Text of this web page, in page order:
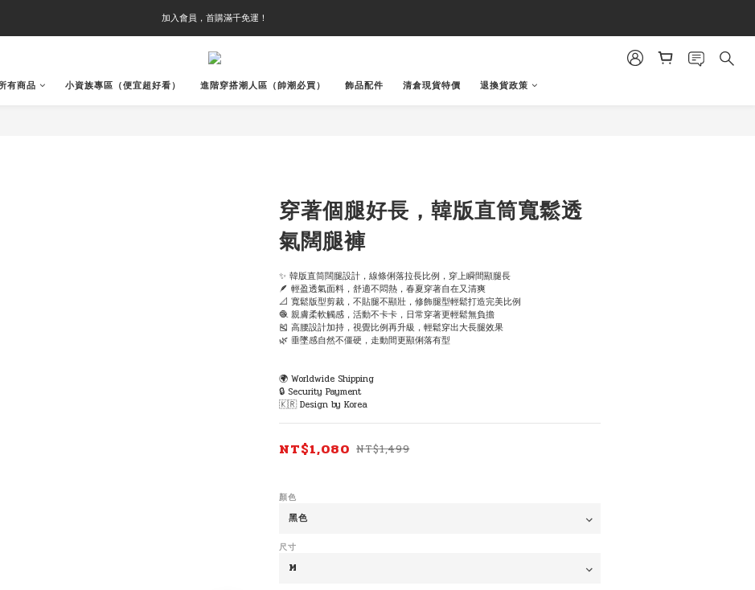
加入會員，首購滿千免運！
有商品 小資族專區（便宜超好看） 進階穿搭潮人區（帥潮必買） 飾品配件 清倉現貨特價 退換貨政策
穿著個腿好長，韓版直筒寬鬆透
氣闊腿褲
✨ 韓版直筒闊腿設計，線條俐落拉長比例，穿上瞬間顯腿長
🪶 輕盈透氣面料，舒適不悶熱，春夏穿著自在又清爽
📐 寬鬆版型剪裁，不貼腿不顯壯，修飾腿型輕鬆打造完美比例
🧶 親膚柔軟觸感，活動不卡卡，日常穿著更輕鬆無負擔
🎽 高腰設計加持，視覺比例再升級，輕鬆穿出大長腿效果
🌿 垂墜感自然不僵硬，走動間更顯俐落有型
🌍 Worldwide Shipping
🔒 Security Payment
🇰🇷 Design by Korea
NT$1,080 NT$1,499
顏色
尺寸